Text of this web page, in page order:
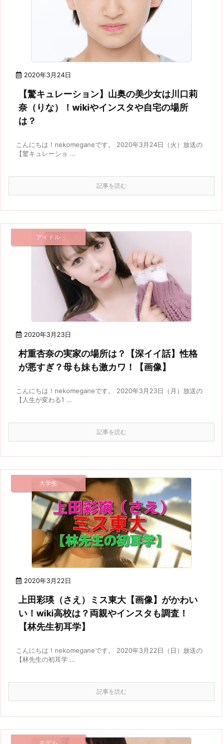
2020年3月24日
【驚キュレーション】山奥の美少女は川口莉
奈（りな）！wikiやインスタや自宅の場所
は？
こんにちは！nekomeganeです。 2020年3月24日（火）放送の
【驚キュレーショ ...
記事を読む
2020年3月23日
アイドル
村重杏奈の実家の場所は？【深イイ話】性格
が悪すぎ？母も妹も激カワ！【画像】
こんにちは！nekomeganeです。 2020年3月23日（月）放送の
【人生が変わる1 ...
記事を読む
2020年3月22日
大学生
上田彩瑛（さえ）ミス東大【画像】がかわい
い！wiki高校は？両親やインスタも調査！
【林先生初耳学】
こんにちは！nekomeganeです。 2020年3月22日（日）放送の
【林先生の初耳学 ...
記事を読む